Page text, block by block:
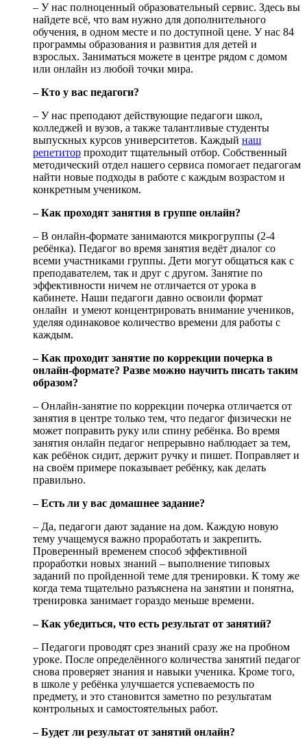
– У нас полноценный образовательный сервис. Здесь вы
найдете всё, что вам нужно для дополнительного
обучения, в одном месте и по доступной цене. У нас 84
программы образования и развития для детей и
взрослых. Заниматься можете в центре рядом с домом
или онлайн из любой точки мира.
– Кто у вас педагоги?
– У нас преподают действующие педагоги школ,
колледжей и вузов, а также талантливые студенты
выпускных курсов университетов. Каждый наш
репетитор проходит тщательный отбор. Собственный
методический отдел нашего сервиса помогает педагогам
найти новые подходы в работе с каждым возрастом и
конкретным учеником.
– Как проходят занятия в группе онлайн?
– В онлайн-формате занимаются микрогруппы (2-4
ребёнка). Педагог во время занятия ведёт диалог со
всеми участниками группы. Дети могут общаться как с
преподавателем, так и друг с другом. Занятие по
эффективности ничем не отличается от урока в
кабинете. Наши педагоги давно освоили формат
онлайн и умеют концентрировать внимание учеников,
уделяя одинаковое количество времени для работы с
каждым.
– Как проходит занятие по коррекции почерка в
онлайн-формате? Разве можно научить писать таким
образом?
– Онлайн-занятие по коррекции почерка отличается от
занятия в центре только тем, что педагог физически не
может поправить руку или спину ребёнка. Во время
занятия онлайн педагог непрерывно наблюдает за тем,
как ребёнок сидит, держит ручку и пишет. Поправляет и
на своём примере показывает ребёнку, как делать
правильно.
– Есть ли у вас домашнее задание?
– Да, педагоги дают задание на дом. Каждую новую
тему учащемуся важно проработать и закрепить.
Проверенный временем способ эффективной
проработки новых знаний – выполнение типовых
заданий по пройденной теме для тренировки. К тому же
когда тема тщательно разъяснена на занятии и понятна,
тренировка занимает гораздо меньше времени.
– Как убедиться, что есть результат от занятий?
– Педагоги проводят срез знаний сразу же на пробном
уроке. После определённого количества занятий педагог
снова проверяет знания и навыки ученика. Кроме того,
в школе у ребёнка улучшается успеваемость по
предмету, и это становится заметно по результатам
контрольных и самостоятельных работ.
– Будет ли результат от занятий онлайн?